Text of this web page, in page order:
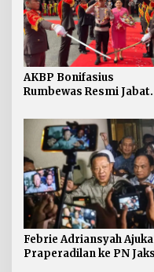
AKBP Bonifasius
Rumbewas Resmi Jabat
Tegaskan Pelanggaran
Personel Diproses
Toleransi
Febrie Adriansyah
Praperadilan ke PN